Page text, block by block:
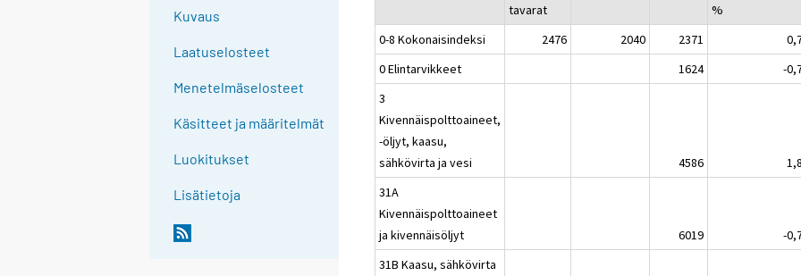
Kuvaus
Laatuselosteet
Menetelmäselosteet
Käsitteet ja määritelmät
Luokitukset
Lisätietoja
tavarat
%
0-8 Kokonaisindeksi
2476 2040 2371
0 Elintarvikkeet
1624
-
3
Kivennäispolttoaineet,
-öljyt, kaasu,
sähkövirta ja vesi
4586
31A
Kivennäispolttoaineet
ja kivennäisöljyt
6019
-
31B Kaasu, sähkövirta